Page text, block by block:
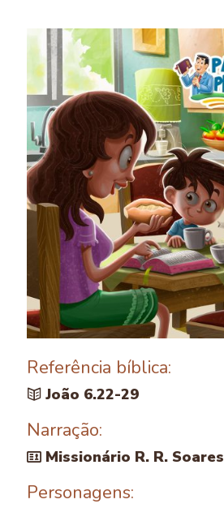
Referência bíblica:
João 6.22-29
Narração:
Missionário R. R. Soares
Personagens: